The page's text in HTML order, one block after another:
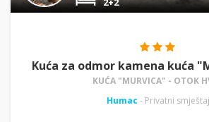
Kuća za odmor kamena kuća
KUĆA "MURVICA" - OTOK
Humac - Privatni smještaj